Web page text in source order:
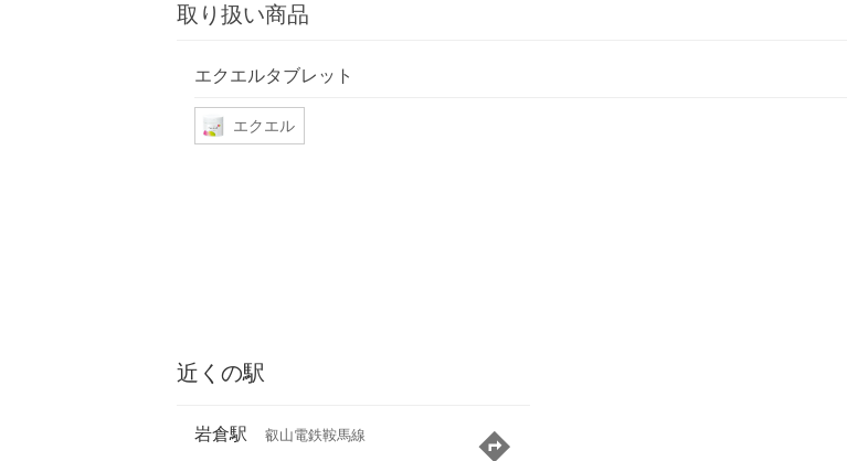
取り扱い商品
エクエルタブレット
エクエル
近くの駅
岩倉駅 叡山電鉄鞍馬線